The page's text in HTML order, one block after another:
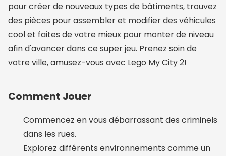
pour créer de nouveaux types de bâtiments, trouvez
des pièces pour assembler et modifier des véhicules
cool et faites de votre mieux pour monter de niveau
afin d'avancer dans ce super jeu. Prenez soin de
votre ville, amusez-vous avec Lego My City 2!
Comment Jouer
Commencez en vous débarrassant des criminels
dans les rues.
Explorez différents environnements comme un